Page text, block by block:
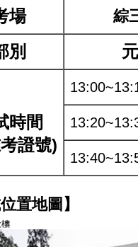
場 綜
別
時間
證號)
置地圖】